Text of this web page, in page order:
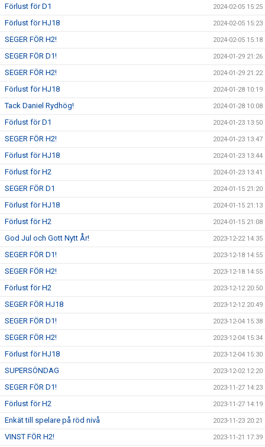
Förlust för D1 2024-02-05 15:25
Förlust för HJ18 2024-02-05 15:23
SEGER FÖR H2! 2024-02-05 15:18
SEGER FÖR D1! 2024-01-29 21:26
SEGER FÖR H2! 2024-01-29 21:22
Förlust för HJ18 2024-01-28 10:19
Tack Daniel Rydhög! 2024-01-28 10:08
Förlust för D1 2024-01-23 13:50
SEGER FÖR H2! 2024-01-23 13:47
Förlust för HJ18 2024-01-23 13:44
Förlust för H2 2024-01-23 13:41
SEGER FÖR D1 2024-01-15 21:20
Förlust för HJ18 2024-01-15 21:13
Förlust för H2 2024-01-15 21:08
God Jul och Gott Nytt År! 2023-12-22 14:35
SEGER FÖR D1! 2023-12-18 14:55
SEGER FÖR H2! 2023-12-18 14:55
Förlust för H2 2023-12-12 20:50
SEGER FÖR HJ18 2023-12-12 20:49
SEGER FÖR D1! 2023-12-04 15:38
SEGER FÖR H2! 2023-12-04 15:34
Förlust för HJ18 2023-12-04 15:30
SUPERSÖNDAG 2023-12-02 12:20
SEGER FÖR D1! 2023-11-27 14:23
Förlust för H2 2023-11-27 14:19
Enkät till spelare på röd nivå 2023-11-23 20:21
VINST FÖR H2! 2023-11-21 17:39